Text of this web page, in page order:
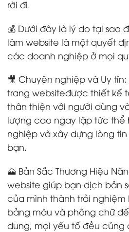
rời đi.
💰 Dưới đây là lý do tại sao
làm website là một quyết
các doanh nghiệp ở mọi
🎥 Chuyên nghiệp và Uy
trang websiteđược thiết kế
thân thiện với người dùng
lượng cao ngay lập tức thể
nghiệp và xây dựng lòng
bạn.
🗻 Bản Sắc Thương Hiệu
website giúp bạn dịch bản
của mình thành trải nghiệm
bảng màu và phông chữ
dung, mọi yếu tố đều củng